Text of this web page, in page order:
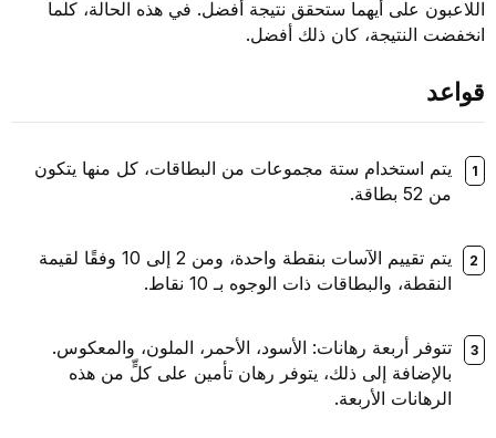
اللاعبون على أيهما ستحقق نتيجة أفضل. في هذه الحالة، كلما
انخفضت النتيجة، كان ذلك أفضل.
قواعد
يتم استخدام ستة مجموعات من البطاقات، كل منها يتكون
من 52 بطاقة.
يتم تقييم الآسات بنقطة واحدة، ومن 2 إلى 10 وفقًا لقيمة
النقطة، والبطاقات ذات الوجوه بـ 10 نقاط.
تتوفر أربعة رهانات: الأسود، الأحمر، الملون، والمعكوس.
بالإضافة إلى ذلك، يتوفر رهان تأمين على كلٍّ من هذه
الرهانات الأربعة.